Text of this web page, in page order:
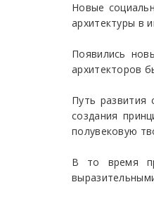
Новые
архитектуры в
Появились
архитекторов
Путь развития
создания
полувековую
В то время